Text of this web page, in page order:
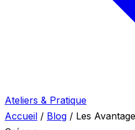
Ateliers & Pratique
Accueil / Blog / Les